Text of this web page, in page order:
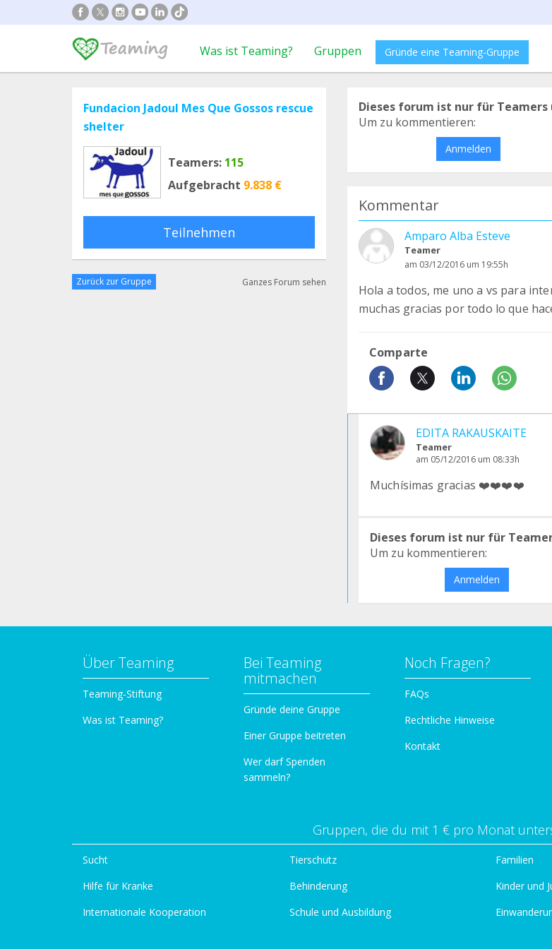
Was ist Teaming? Gruppen Gründe eine Teaming-Gruppe
Fundacion Jadoul Mes Que Gossos rescue
shelter
Teamers: 115
Aufgebracht 9.838 €
Teilnehmen
Zurück zur Gruppe Ganzes Forum sehen
Dieses forum ist nur für
Um zu kommentieren:
Anmelden
Kommentar
Amparo Alba Esteve
Teamer
am 03/12/2016 um 19:55h
Hola a todos, me uno a vs para
muchas gracias por todo lo que
Comparte
EDITA RAKAUSKAITE
Teamer
am 05/12/2016 um 08:33h
Muchísimas gracias ❤️❤️❤️❤️
Dieses forum ist nur für
Um zu kommentieren:
Anmelden
Über Teaming
Teaming-Stiftung
Was ist Teaming?
Bei Teaming
mitmachen
Gründe deine Gruppe
Einer Gruppe beitreten
Wer darf Spenden
sammeln?
Noch Fragen?
FAQs
Rechtliche Hinweise
Kontakt
Gruppen, die du mit 1 € pro Monat
Sucht
Hilfe für Kranke
Internationale Kooperation
Tierschutz
Behinderung
Schule und Ausbildung
Familien
Kinder und